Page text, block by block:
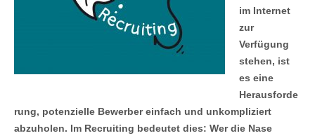
im Internet
zur
Verfügung
stehen, ist
es eine
Herausforde
rung, potenzielle Bewerber einfach und unkompliziert
abzuholen. Im Recruiting bedeutet dies: Wer die Nase